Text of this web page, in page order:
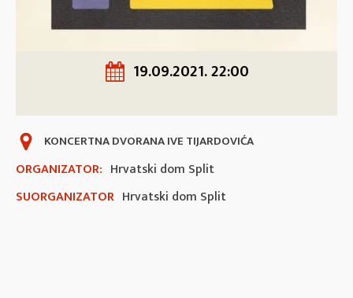
19.09.2021. 22:00
ORGANIZATOR: Hrvatski dom Split
SUORGANIZATOR Hrvatski dom Split
KONCERTNA DVORANA IVE TIJARDOVIĆA